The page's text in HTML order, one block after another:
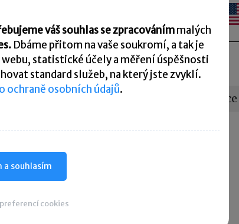
komunikaci
hodnoty
Užitečné informace
váš souhlas se zpracovánímmalých
Dbáme přitom na vaše soukromí, a tak je
statistické účely a měření úspěšnosti
standard služeb, na který jste zvyklí.
ochraně osobních údajů.
a souhlasím
cookies